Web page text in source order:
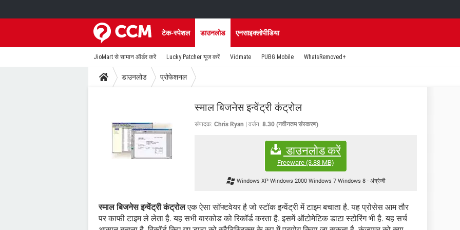
टेक-स्पेशल डाउनलोड एनसाइक्लोपीडिया
JioMart से सामान ऑर्डर करें Lucky Patcher यूज करें Vidmate PUBG Mobile WhatsRemoved+
डाउनलोड प्रोफेशनल
स्माल बिजनेस इन्वेंट्री कंट्रोल
संपादक: Chris Ryan वर्जन: 8.30 (नवीनतम संस्करण)
डाउनलोड करें
Freeware (3.88 MB)
Windows XP Windows 2000 Windows 7 Windows 8-अंग्रेजी
स्माल बिजनेस इन्वेंट्री कंट्रोलएक ऐसा सॉफ्टवेयर है जो स्टॉक इन्वेंट्री में टाइम बचाता है. यह प्रोसेस आम तौर
पर काफी टाइम ले लेता है. यह सभी बारकोड को रिकॉर्ड करता है. इसमें ऑटोमेटिक डाटा स्टोरिंग भी है. यह सर्च